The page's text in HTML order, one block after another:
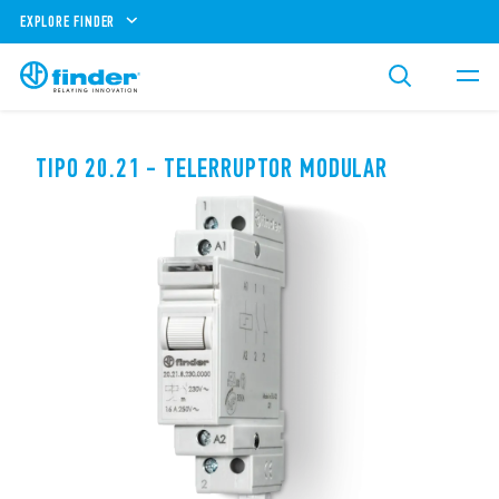
EXPLORE FINDER
TIPO 20.21 - TELERRUPTOR MODULAR